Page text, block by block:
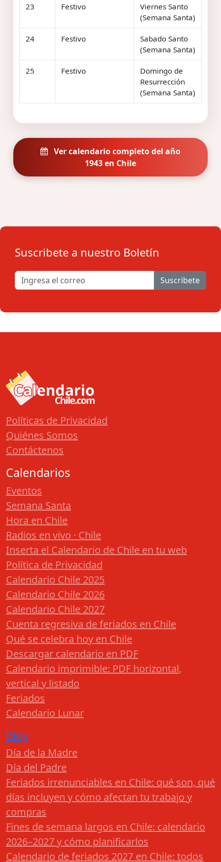
23 Festivo
Viernes Santo
(Semana Santa)
24 Festivo
Sabado Santo
(Semana Santa)
25 Festivo
Domingo de
Resurrección
(Semana Santa)
Ver calendario completo del año
1943 en Chile
Suscribete a nuestro Boletín
Suscribete
Políticas de Privacidad
Quiénes Somos
Contáctenos
Calendarios
Eventos
Semana Santa
Hora en Chile
Radios en vivo · Chile
Inserta el Calendario de Chile en tu web
Política de Privacidad
Calendario Chile 2025
Calendario Chile 2026
Calendario Chile 2027
Cuenta regresiva de feriados en Chile
Qué se celebra hoy en Chile
Descargar calendario en PDF
Calendario imprimible: PDF horizontal,
vertical y listado
Feriados
Calendario Lunar
Blog
Día de la Madre
Día del Padre
Feriados irrenunciables en Chile: qué son, qué
días incluyen y cómo afectan tu trabajo y
compras
Fines de semana largos en Chile: calendario
2026–2027 y cómo planificarlos
Calendario de feriados 2027 en Chile: todos